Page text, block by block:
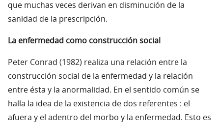
que muchas veces derivan en disminución de la
sanidad de la prescripción.
La enfermedad como construcción social
Peter Conrad (1982) realiza una relación entre la
construcción social de la enfermedad y la relación
entre ésta y la anormalidad. En el sentido común se
halla la idea de la existencia de dos referentes : el
afuera y el adentro del morbo y la enfermedad. Esto es